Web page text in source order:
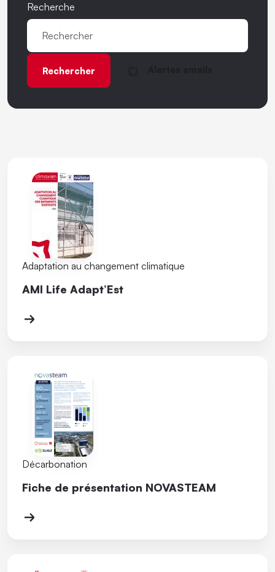
Recherche
Adaptation au changement climatique
AMI Life Adapt’Est
Décarbonation
Fiche de présentation NOVASTEAM